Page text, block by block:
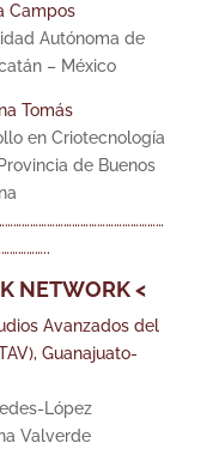
Campos
Autónoma de
– México
Tomás
en Criotecnología
de Buenos
NETWORK <
Avanzados del
Guanajuato-
López
Valverde